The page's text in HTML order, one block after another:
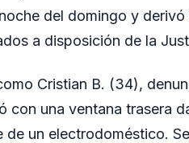
del domingo y
a disposición de la
Cristian B. (34),
con una ventana trasera
un electrodoméstico.